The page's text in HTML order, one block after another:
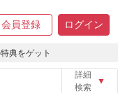
会員登録 ログイン
典をゲット
詳細
検索
▼